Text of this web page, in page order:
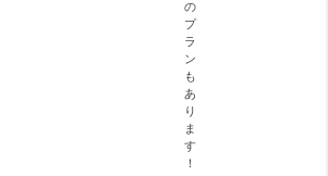
の
プ
ラ
ン
も
あ
り
ま
す
！